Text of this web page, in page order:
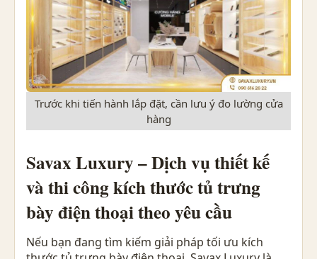
Trước khi tiến hành lắp đặt, cần lưu ý đo lường cửa
hàng
Savax Luxury – Dịch vụ thiết kế
và thi công kích thước tủ trưng
bày điện thoại theo yêu cầu
Nếu bạn đang tìm kiếm giải pháp tối ưu kích